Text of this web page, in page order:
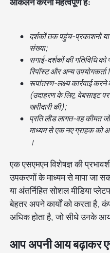
दर्शकों तक पहुंच-प्रकाशनों या
संख्या;
सगाई-दर्शकों की गतिविधि को
रिपॉस्ट और अन्य उपयोगकर्ता
रूपांतरण-लक्ष्य कार्रवाई
(उदाहरण के लिए, वेबसाइट
खरीदारी की);
प्रति लीड लागत-वह कीमत
माध्यम से एक नए ग्राहक को
।
एक एसएमएम विशेषज्ञ की
उपकरणों के माध्यम से मापा जा
या अंतर्निहित सोशल मीडिया
बेहतर अपने कार्यों को करता है,
अधिक होता है, जो सीधे उनके आय
आप अपनी आय बढ़ाकर